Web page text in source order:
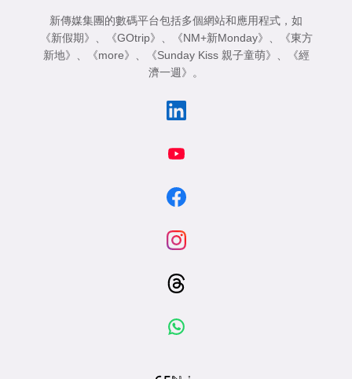
新傳媒集團的數碼平台包括多個網站和應用程式，如
《新假期》 、 《GOtrip》 、 《NM+新Monday》 、
《東方
新地》 、 《more》 、 《Sunday Kiss 親子童萌》 、
《經
濟一週》 。